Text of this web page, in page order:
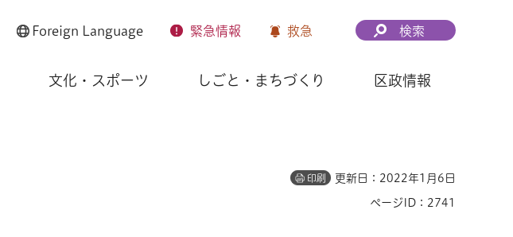
Foreign Language 緊急情報 救急 検索
文化・スポーツ しごと・まちづくり 区政情報
印刷 更新日：2022年1月6日
ページID：2741